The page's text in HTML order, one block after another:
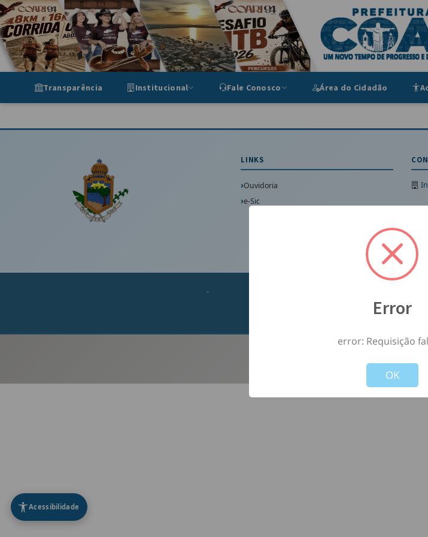
Portal de Transparência Municipal
Transparência Institucional Fale Conosco Área do Cidadão
LINKS
Ouvidoria
e-Sic
-
Versão: 1.2.0
Acessibilidade
Error
error: Requisição
OK